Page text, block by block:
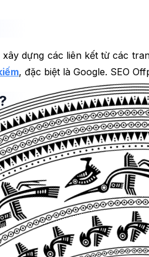
dựng các liên kết từ các
, đặc biệt là Google. SEO
cụ tìm kiếm sử dụng các
các trang web có liên
cao hơn trên kết quả tìm kiếm.
xuất hiện cao hơn trên kết
bạn cũng có thể thu hút
thứ hạng website.
liên kết từ các trang web